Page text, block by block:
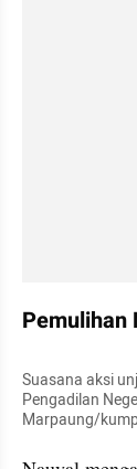
Pemulihan
Suasana aksi
Pengadilan
Marpaung/